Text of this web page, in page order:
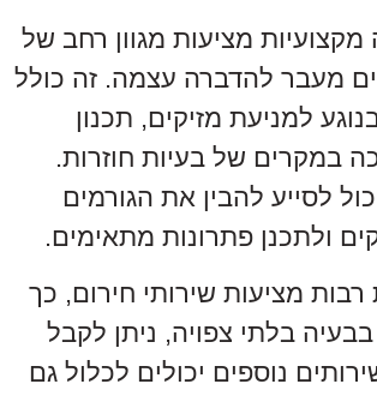
מציעות מגוון רחב של
מעבר להדברה עצמה. זה כולל
בנוגע למניעת מזיקים, תכנון
במקרים של בעיות חוזרות.
לסייע להבין את הגורמים
ולתכנן פתרונות מתאימים.
מציעות שירותי חירום, כך
בלתי צפויה, ניתן לקבל
נוספים יכולים לכלול גם